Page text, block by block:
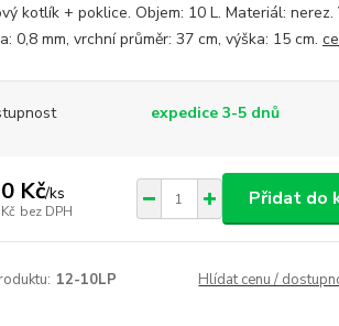
kotlík + poklice. Objem: 10 L. Materiál: nerez.
0,8 mm, vrchní průměr: 37 cm, výška: 15 cm.
expedice 3-5 dnů
Kč/ks
bez DPH
Přidat do
12-10LP Hlídat cenu /